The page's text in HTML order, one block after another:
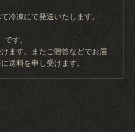
冷凍にて発送いたします。
す。
ます。またご贈答などでお届
送料を申し受けます。